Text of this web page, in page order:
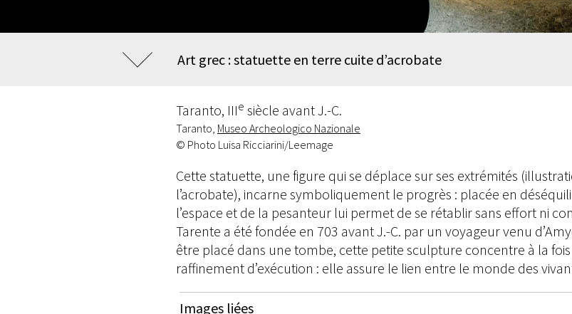
Art grec : statuette en terre cuite d’acrobate
Taranto, IIIe siècle avant J.-C.
Taranto, Museo Archeologico Nazionale
© Photo Luisa Ricciarini/Leemage
Cette statuette, une figure qui se déplace sur ses extrémités
l’acrobate), incarne symboliquement le progrès : placée en
l’espace et de la pesanteur lui permet de se rétablir sans effort ni
Tarente a été fondée en 703 avant J.-C. par un voyageur venu
être placé dans une tombe, cette petite sculpture concentre à la
raffinement d’exécution : elle assure le lien entre le monde des
Images liées